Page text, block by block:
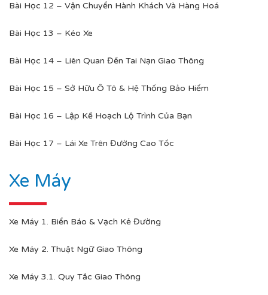
Bài Học 12 – Vận Chuyển Hành Khách Và Hàng Hoá
Bài Học 13 – Kéo Xe
Bài Học 14 – Liên Quan Đến Tai Nạn Giao Thông
Bài Học 15 – Sở Hữu Ô Tô & Hệ Thống Bảo Hiểm
Bài Học 16 – Lập Kế Hoạch Lộ Trình Của Bạn
Bài Học 17 – Lái Xe Trên Đường Cao Tốc
Xe Máy
Xe Máy 1. Biển Báo & Vạch Kẻ Đường
Xe Máy 2. Thuật Ngữ Giao Thông
Xe Máy 3.1. Quy Tắc Giao Thông